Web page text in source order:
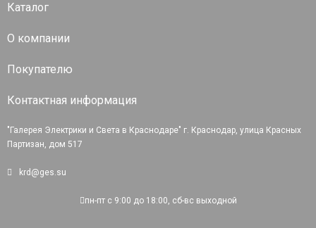
Каталог
О компании
Покупателю
Контактная информация
"Галерея Электрики и Света в Краснодаре" г. Краснодар, улица Красных
Партизан, дом 517
krd@ges.su
пн-пт с 9:00 до 18:00, сб-вс выходной